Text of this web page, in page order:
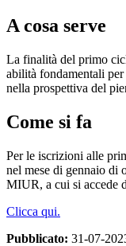
A cosa serve
La finalità del primo
abilità fondamentali
nella prospettiva del
Come si fa
Per le iscrizioni alle
nel mese di gennaio di
MIUR, a cui si accede
Clicca qui.
Pubblicato: 31-07-